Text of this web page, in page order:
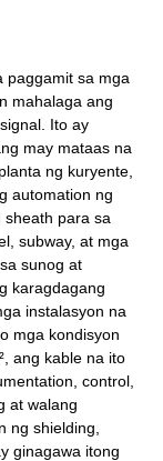
sa mga
mahalaga ang
Ito ay
may mataas na
ng kuryente,
automation ng
sheath para sa
subway, at mga
sunog at
karagdagang
instalasyon na
mga kondisyon
ang kable na ito
control,
at walang
ng shielding,
ginagawa itong